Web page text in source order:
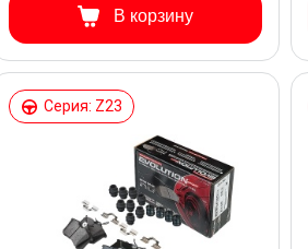
В корзину
Серия: Z23